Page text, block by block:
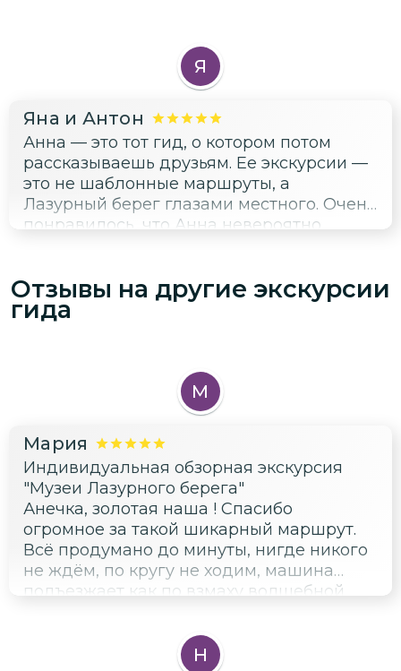
Я
Яна и Антон
Анна — это тот гид, о котором потом
рассказываешь друзьям. Ее экскурсии —
это не шаблонные маршруты, а
Лазурный берег глазами местного. Очень
понравилось, что Анна невероятно
Ощущение, что ты гуляешь с человеком,
который знает и любит каждую улочку.
Особенно понравилось, как продумана
комфортная машина с панорамной
крышей. Ты отдыхаешь и наслаждаешься
видами, пока Анна делится интересными
впечатление, которое захочется
повторить.
Отзывы на другие экскурсии
гида
М
Мария
Индивидуальная обзорная экскурсия
"Музеи Лазурного берега"
Анечка, золотая наша ! Спасибо
огромное за такой шикарный маршрут.
Всё продумано до минуты, нигде никого
не ждём, по кругу не ходим, машина
подъезжает как по взмаху волшебной
отдельный восторг. Именно то, что надо.
Отдельное спасибо за посещение музея
Н